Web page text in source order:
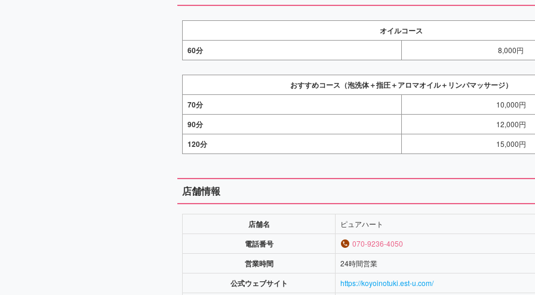
オイルコース
60分
8,000円
おすすめコース（泡洗体＋指圧＋アロマオイル＋リンパマッサージ）
70分
10,000円
90分 12,000円
120分 15,000円
店舗情報
店舗名 ピュアハート
電話番号 070-9236-4050
営業時間 24時間営業
公式ウェブサイト https://koyoinotuki.est-u.com/